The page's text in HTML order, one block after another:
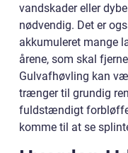
vandskader eller
nødvendig. Det er
akkumuleret mange
årene, som skal
Gulvafhøvling kan
trænger til grundig
fuldstændigt
komme til at se